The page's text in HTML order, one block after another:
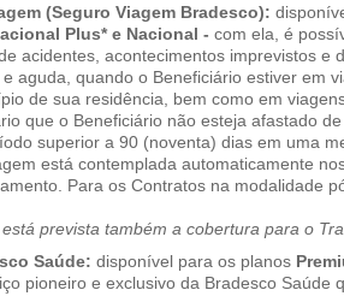
(Seguro Viagem Bradesco):
Plus* e Nacional - com ela, é
acidentes, acontecimentos imprevistos e
aguda, quando o Beneficiário estiver em
de sua residência, bem como em
que o Beneficiário não esteja afastado
superior a 90 (noventa) dias em uma
está contemplada automaticamente
Para os Contratos na modalidade
prevista também a cobertura para o
Saúde: disponível para os planos
pioneiro e exclusivo da Bradesco Saúde